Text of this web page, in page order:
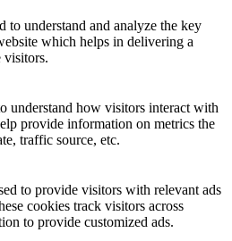
to understand and analyze the key
which helps in delivering a
visitors.
understand how visitors interact with
provide information on metrics the
traffic source, etc.
to provide visitors with relevant ads
cookies track visitors across
to provide customized ads.